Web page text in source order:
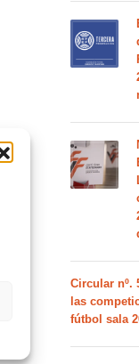
Circular nº.
las
fútbol sala